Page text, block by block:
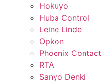
Hokuyo
Huba Control
Leine Linde
Opkon
Phoenix Contact
RTA
Sanyo Denki